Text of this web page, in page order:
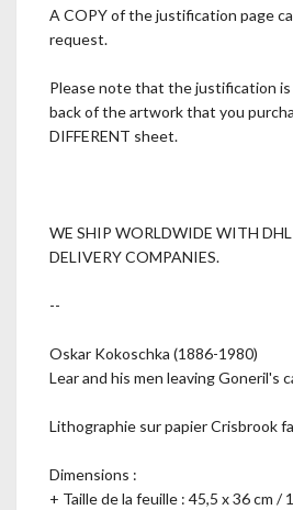
A COPY of the justification page
request.
Please note that the justification
back of the artwork that you
DIFFERENT sheet.
WE SHIP WORLDWIDE WITH
DELIVERY COMPANIES.
--
Oskar Kokoschka (1886-1980)
Lear and his men leaving Goneril's
Lithographie sur papier Crisbrook
Dimensions :
+ Taille de la feuille : 45,5 x 36 cm /